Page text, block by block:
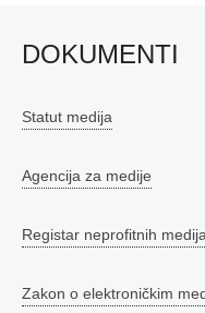
DOKUMENTI
Statut medija
Agencija za medije
Registar neprofitnih medija
Zakon o elektroničkim